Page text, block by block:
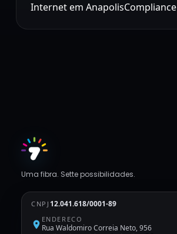
Internet em AnapolisCompliance
Uma fibra. Sette possibilidades.
CNPJ 12.041.618/0001-89
ENDERECO
Rua Waldomiro Correia Neto, 956